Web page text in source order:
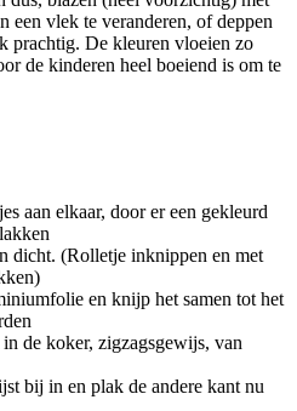
een vlek te veranderen, of deppen
prachtig. De kleuren vloeien zo
de kinderen heel boeiend is om te
aan elkaar, door er een gekleurd
dicht. (Rolletje inknippen en met
en knijp het samen tot het
de koker, zigzagsgewijs, van
bij in en plak de andere kant nu